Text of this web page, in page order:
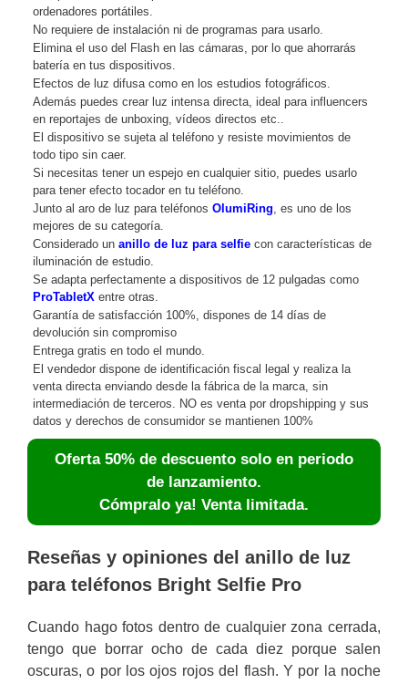
ordenadores portátiles.
No requiere de instalación ni de programas para usarlo.
Elimina el uso del Flash en las cámaras, por lo que ahorrarás
batería en tus dispositivos.
Efectos de luz difusa como en los estudios fotográficos.
Además puedes crear luz intensa directa, ideal para influencers
en reportajes de unboxing, vídeos directos etc..
El dispositivo se sujeta al teléfono y resiste movimientos de
todo tipo sin caer.
Si necesitas tener un espejo en cualquier sitio, puedes usarlo
para tener efecto tocador en tu teléfono.
Junto al aro de luz para teléfonos OlumiRing , es uno de los
mejores de su categoría.
Considerado un anillo de luz para selfie con características de
iluminación de estudio.
Se adapta perfectamente a dispositivos de 12 pulgadas como
ProTabletX entre otras.
Garantía de satisfacción 100%, dispones de 14 días de
devolución sin compromiso
Entrega gratis en todo el mundo.
El vendedor dispone de identificación fiscal legal y realiza la
venta directa enviando desde la fábrica de la marca, sin
intermediación de terceros. NO es venta por dropshipping y sus
datos y derechos de consumidor se mantienen 100%
Oferta 50% de descuento solo en periodo
de lanzamiento.
Cómpralo ya! Venta limitada.
Reseñas y opiniones del anillo de luz
para teléfonos Bright Selfie Pro
Cuando hago fotos dentro de cualquier zona cerrada,
tengo que borrar ocho de cada diez porque salen
oscuras, o por los ojos rojos del flash. Y por la noche